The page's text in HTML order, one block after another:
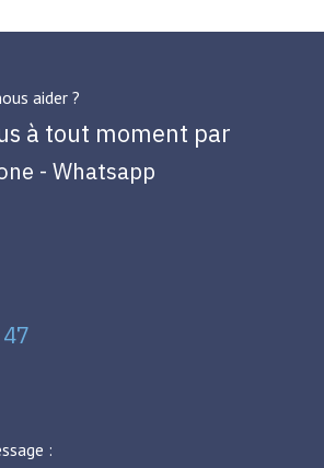
aider ?
à tout moment par
- Whatsapp
: